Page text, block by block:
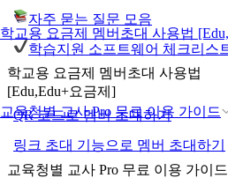
학교용 요금제 멤버초대 사용법
교육청별 교사 Pro 무료 이용 가이드
자주 묻는 질문 모음
학습지원 소프트웨어 체크리스
학교용 요금제 멤버초대 사용법
[Edu,Edu+요금제]
QR 코드로 멤버 초대하기
링크 초대 기능으로 멤버 초대하기
교육청별 교사 Pro 무료 이용 가이드